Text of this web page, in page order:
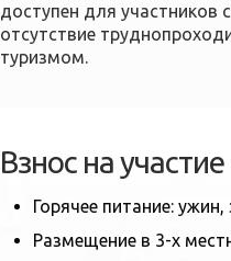
доступен для
отсутствие
туризмом.
Взнос на
Горячее питание:
Размещение в 3-х